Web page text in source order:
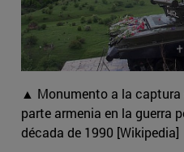
▲ Monumento a la captura
parte armenia en la guerra
década de 1990 [Wikipedia]